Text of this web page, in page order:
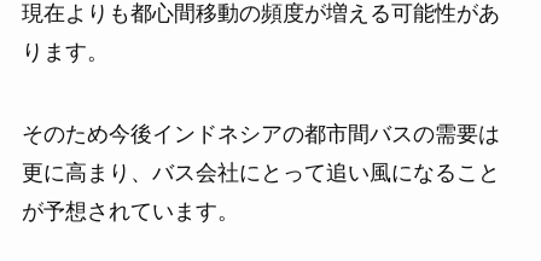
現在よりも都心間移動の頻度が増える可能性があ
ります。
そのため今後インドネシアの都市間バスの需要は
更に高まり、バス会社にとって追い風になること
が予想されています。